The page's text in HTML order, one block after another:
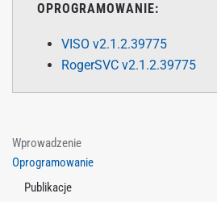
Wprowadzenie
Oprogramowanie
Publikacje
OPROGRAMOWANIE:
VISO v2.1.2.39775
RogerSVC v2.1.2.39775